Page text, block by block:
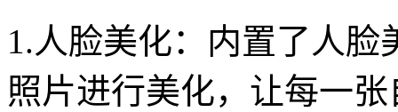
1.人脸美化：内置了人
照片进行美化，让每一